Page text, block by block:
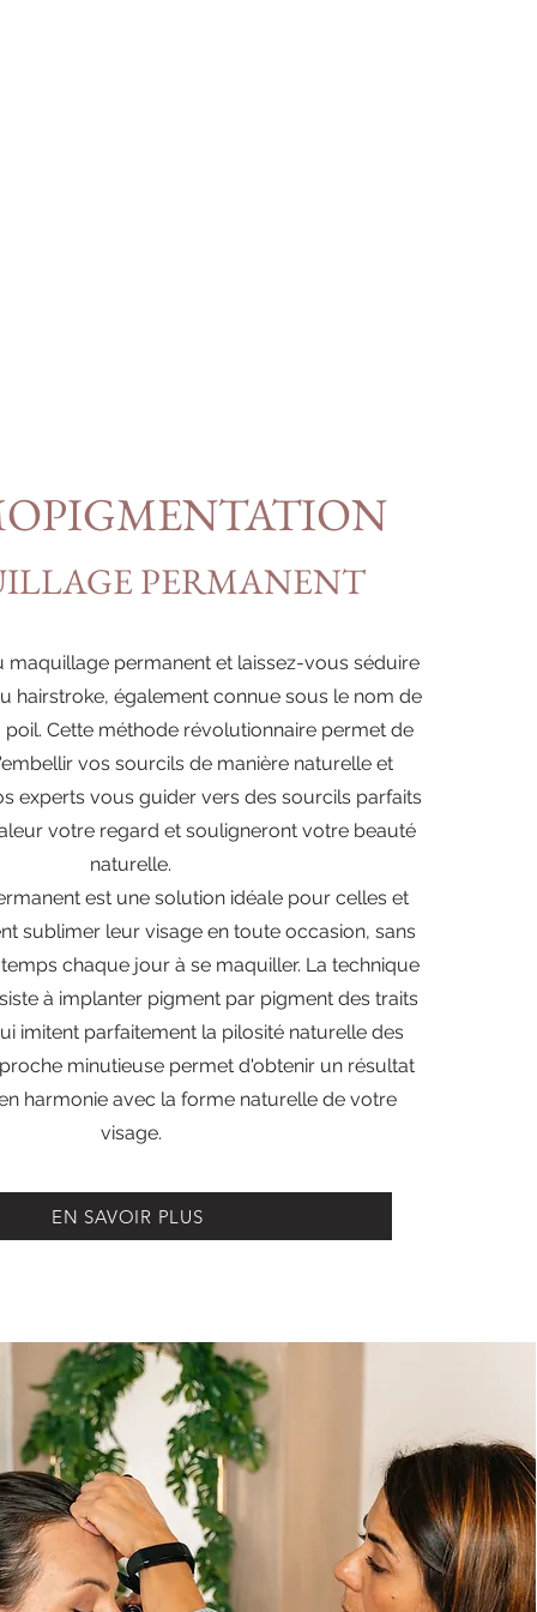
PERMANENT
maquillage permanent et laissez-vous séduire
hairstroke, également connue sous le nom de
Cette méthode révolutionnaire permet de
vos sourcils de manière naturelle et
experts vous guider vers des sourcils parfaits
votre regard et souligneront votre beauté
naturelle.
est une solution idéale pour celles et
sublimer leur visage en toute occasion, sans
chaque jour à se maquiller. La technique
à implanter pigment par pigment des traits
imitent parfaitement la pilosité naturelle des
minutieuse permet d'obtenir un résultat
harmonie avec la forme naturelle de votre
visage.
EN SAVOIR PLUS